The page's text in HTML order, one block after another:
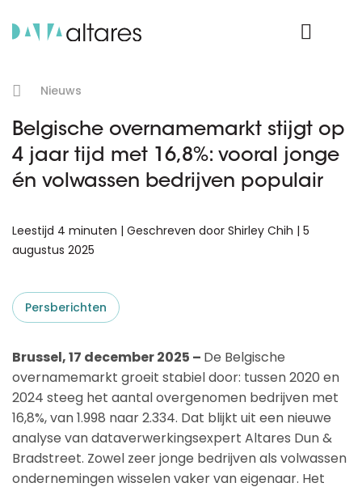
Nieuws
Belgische overnamemarkt stijgt op
4 jaar tijd met 16,8%: vooral jonge
én volwassen bedrijven populair
Leestijd 4 minuten | Geschreven door Shirley Chih | 5
augustus 2025
Persberichten
Brussel, 17 december 2025 – De Belgische
overnamemarkt groeit stabiel door: tussen 2020 en
2024 steeg het aantal overgenomen bedrijven met
16,8%, van 1.998 naar 2.334. Dat blijkt uit een nieuwe
analyse van dataverwerkingsexpert Altares Dun &
Bradstreet. Zowel zeer jonge bedrijven als volwassen
ondernemingen wisselen vaker van eigenaar. Het